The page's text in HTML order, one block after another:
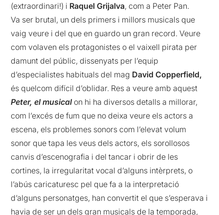
(extraordinari!) i Raquel Grijalva, com a Peter Pan.
Va ser brutal, un dels primers i millors musicals que
vaig veure i del que en guardo un gran record. Veure
com volaven els protagonistes o el vaixell pirata per
damunt del públic, dissenyats per l’equip
d’especialistes habituals del mag David Copperfield,
és quelcom difícil d’oblidar. Res a veure amb aquest
Peter, el musicalon hi ha diversos detalls a millorar,
com l’excés de fum que no deixa veure els actors a
escena, els problemes sonors com l’elevat volum
sonor que tapa les veus dels actors, els sorollosos
canvis d’escenografia i del tancar i obrir de les
cortines, la irregularitat vocal d’alguns intèrprets, o
l’abús caricaturesc pel que fa a la interpretació
d’alguns personatges, han convertit el que s’esperava i
havia de ser un dels gran musicals de la temporada,